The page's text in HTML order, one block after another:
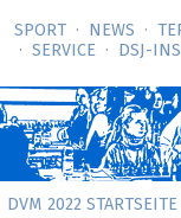
SPORT NEWS
SERVICE
DSJ-­
DVM 2022 STARTSEITE